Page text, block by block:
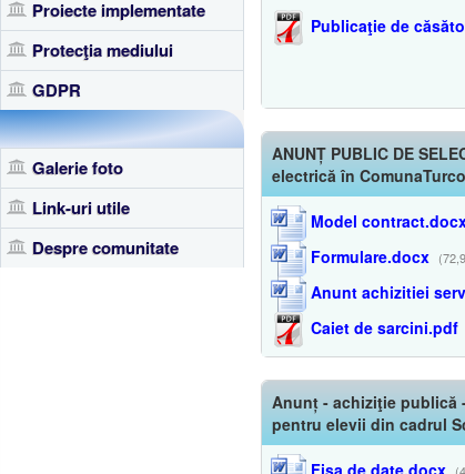
Proiecte implementate
Protecţia mediului
GDPR
Galerie foto
Link-uri utile
Despre comunitate
Publicaţie de
ANUNȚ PUBLIC DE
electrică în
Model
Formulare.docx
Anunt achizitiei
Caiet de sarcini.pdf
Anunț - achiziţie publică
pentru elevii din cadrul
Fișa de date.docx